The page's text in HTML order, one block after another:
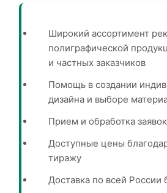
Широкий ассортимент
полиграфической
и частных заказчиков
Помощь в создании
дизайна и выборе
Прием и обработка
Доступные цены
тиражу
Доставка по всей России